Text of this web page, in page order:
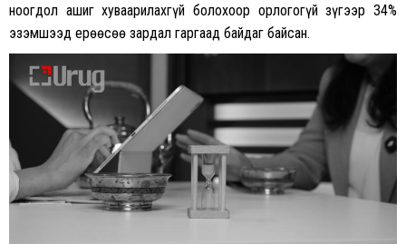
ноогдол ашиг хуваарилахгүй болохоор орлогогүй зүгээр 34%
эзэмшээд ерөөсөө зардал гаргаад байдаг байсан.